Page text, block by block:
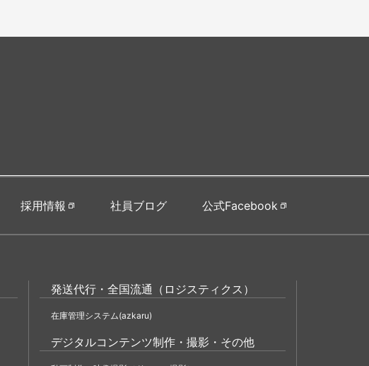
採用情報 社員ブログ 公式Facebook
発送代行・全国流通（ロジスティクス）
在庫管理システム(azkaru)
デジタルコンテンツ制作・撮影・その他